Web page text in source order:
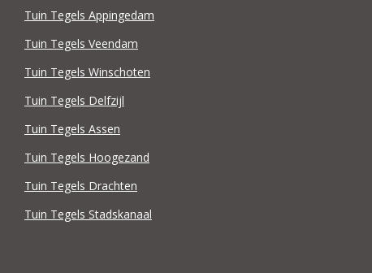
Tuin Tegels Appingedam
Tuin Tegels Veendam
Tuin Tegels Winschoten
Tuin Tegels Delfzijl
Tuin Tegels Assen
Tuin Tegels Hoogezand
Tuin Tegels Drachten
Tuin Tegels Stadskanaal